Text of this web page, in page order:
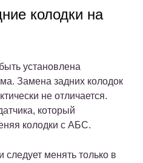
колодки на
установлена
Замена задних колодок
не отличается.
который
колодки с АБС.
менять только в